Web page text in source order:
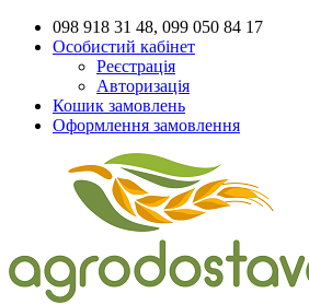
098 918 31 48, 099 050 84 17
Особистий кабінет
Реєстрація
Авторизація
Кошик замовлень
Оформлення замовлення